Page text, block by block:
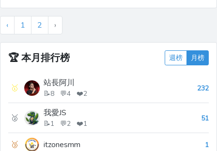
‹ 1 2 ›
🏆本月排行榜 週榜 月榜
🥇 站長阿川
📝8 💬4 ❤️2
232
🥈 我愛JS
📝1 💬2 ❤️1
51
🥉 itzonesmm 1